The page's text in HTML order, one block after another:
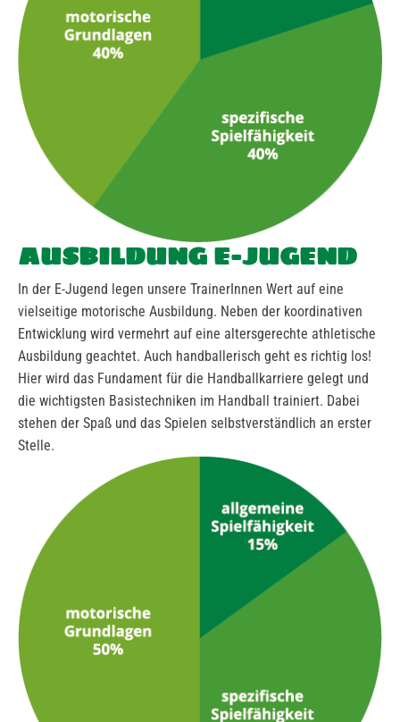
AUSBILDUNG E-JUGEND
In der E-Jugend legen unsere TrainerInnen Wert auf eine
vielseitige motorische Ausbildung. Neben der koordinativen
Entwicklung wird vermehrt auf eine altersgerechte athletische
Ausbildung geachtet. Auch handballerisch geht es richtig los!
Hier wird das Fundament für die Handballkarriere gelegt und
die wichtigsten Basistechniken im Handball trainiert. Dabei
stehen der Spaß und das Spielen selbstverständlich an erster
Stelle.